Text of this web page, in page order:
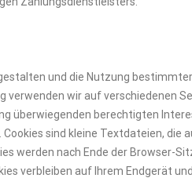
und die Nutzung
wir auf verschiedenen
überwiegenden berechtigten
Cookies sind kleine Textdateien,
werden nach Ende der Browser-
verbleiben auf Ihrem Endgerät